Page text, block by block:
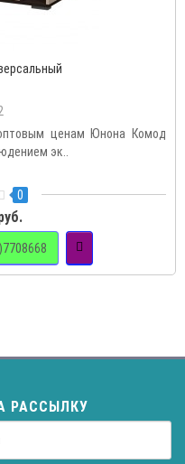
ценам Юнона Комод
эк..
0
РАССЫЛКУ